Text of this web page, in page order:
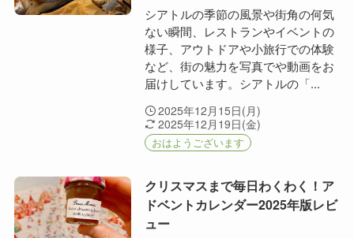
シアトルの季節の風景や街角の何気
ない瞬間、レストランやイベントの
様子、アウトドアや小旅行での体験
など、街の魅力を写真でや動画をお
届けしています。シアトルの「...
2025年12月15日(月)
2025年12月19日(金)
おはようございます
クリスマスまで毎日わくわく！ア
ドベントカレンダー2025年版レビ
ュー